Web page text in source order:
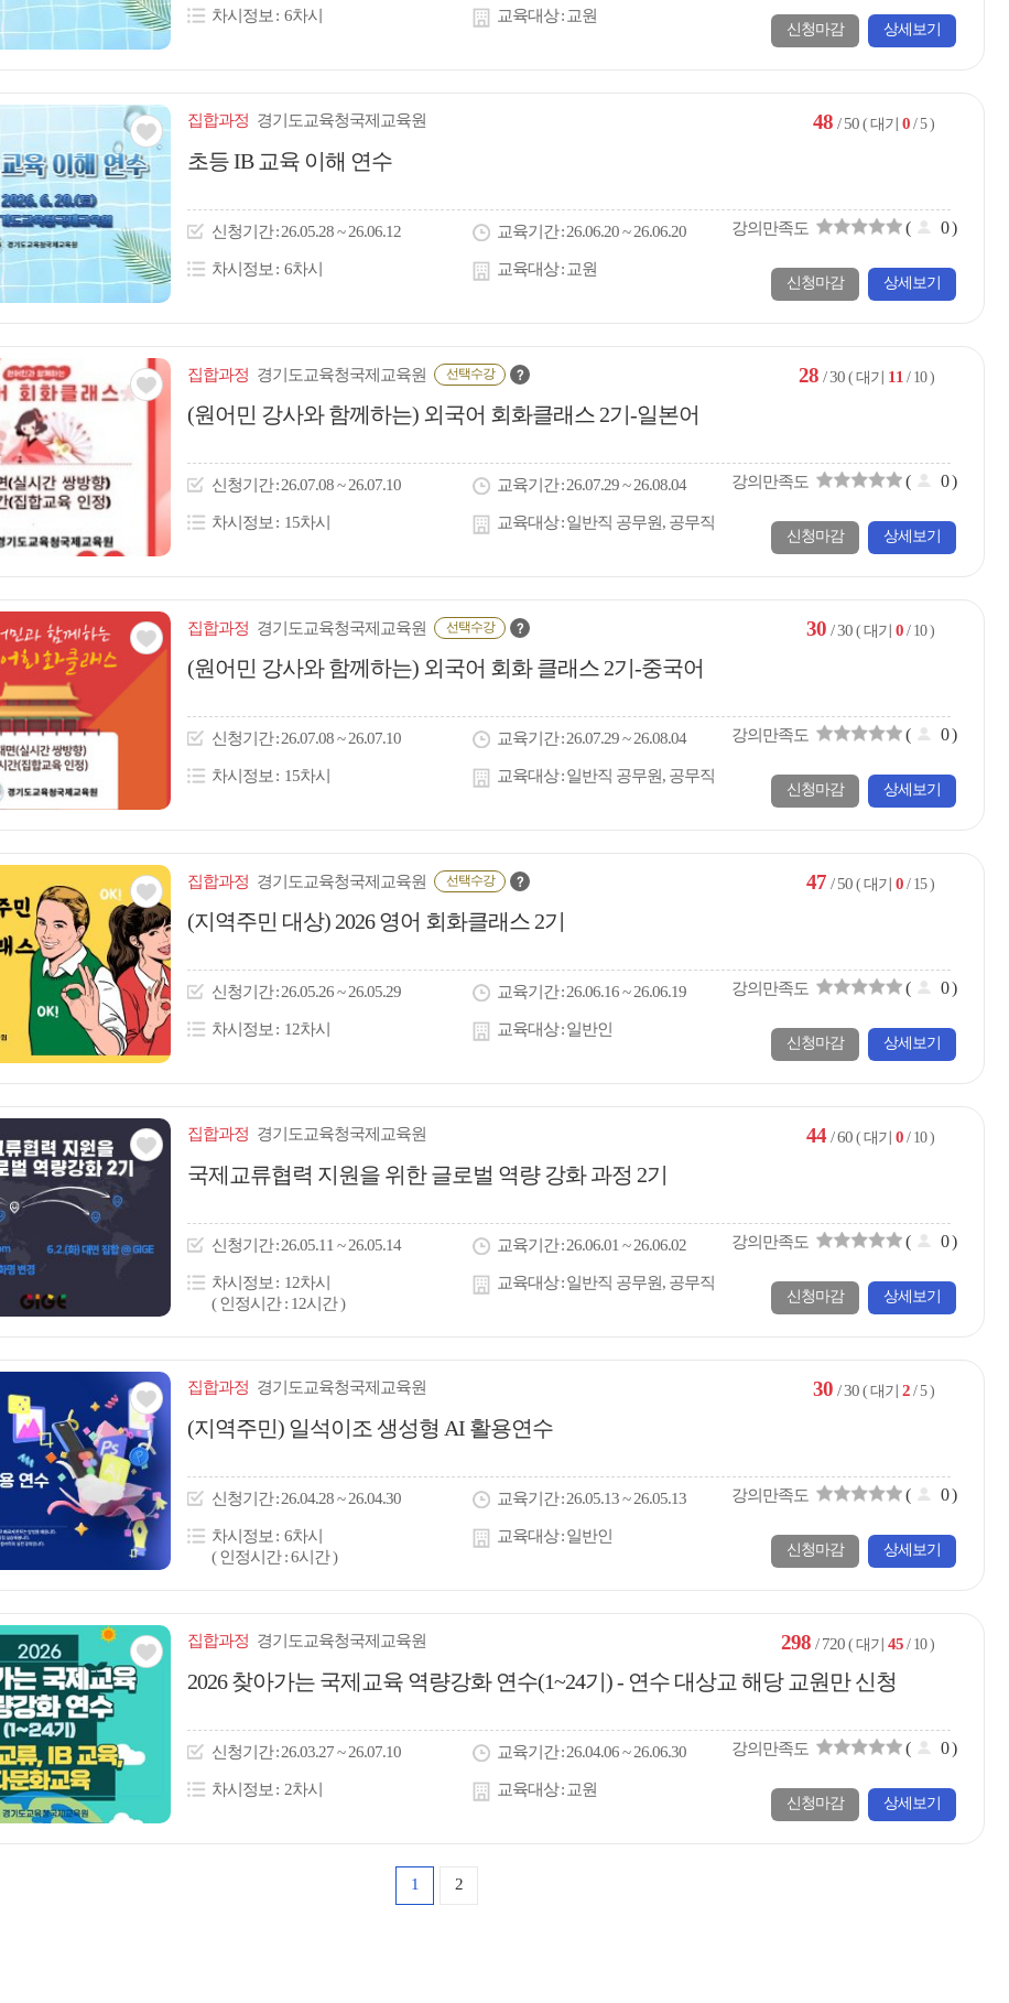
차시정보 6차시 교육대상 교원
신청마감 상세보기
집합과정 경기도교육청국제교육원
관심
이
콘
초등 IB 교육 이해 연수
신청기간 26.05.28 ~ 26.06.12 교육기간 26.06.20 ~ 26.06.20
차시정보 6차시 교육대상 교원
강의만족도 ( 0)
48 / 50 ( 대기 0 / 5 )
신청마감 상세보기
집합과정 경기도교육청국제교육원 선택수강
관심
콘
(원어민 강사와 함께하는) 외국어 회화클래스 2기-일본어
신청기간 26.07.08 ~ 26.07.10 교육기간 26.07.29 ~ 26.08.04
차시정보 15차시 교육대상 일반직 공무원, 공무직
강의만족도 ( 0)
28 / 30 ( 대기 11 / 10 )
신청마감 상세보기
집합과정 경기도교육청국제교육원 선택수강
관심
(원어민 강사와 함께하는) 외국어 회화 클래스 2기-중국어
신청기간 26.07.08 ~ 26.07.10 교육기간 26.07.29 ~ 26.08.04
차시정보 15차시 교육대상 일반직 공무원, 공무직
강의만족도 ( 0)
30 / 30 ( 대기 0 / 10 )
신청마감 상세보기
집합과정 경기도교육청국제교육원 선택수강
관심
아
이
콘
(지역주민 대상) 2026 영어 회화클래스 2기
신청기간 26.05.26 ~ 26.05.29 교육기간 26.06.16 ~ 26.06.19
차시정보 12차시 교육대상 일반인
강의만족도 ( 0)
47 / 50 ( 대기 0 / 15 )
신청마감 상세보기
집합과정 경기도교육청국제교육원
관심
국제교류협력 지원을 위한 글로벌 역량 강화 과정 2기
신청기간 26.05.11 ~ 26.05.14 교육기간 26.06.01 ~ 26.06.02
차시정보
12차시
( 인정시간 : 12시간 )
교육대상 일반직 공무원, 공무직
강의만족도 ( 0)
44/ 60 ( 대기 0 / 10 )
신청마감 상세보기
집합과정 경기도교육청국제교육원
관심
아
이
콘
(지역주민) 일석이조 생성형 AI 활용연수
신청기간 26.04.28 ~ 26.04.30 교육기간 26.05.13 ~ 26.05.13
차시정보
6차시
( 인정시간 : 6시간 )
교육대상 일반인
강의만족도 ( 0)
30 / 30 ( 대기 2 / 5 )
신청마감 상세보기
집합과정 경기도교육청국제교육원
관심
이
2026 찾아가는 국제교육 역량강화 연수(1~24기) - 연수 대상교 해당 교원만 신청
신청기간 26.03.27 ~ 26.07.10 교육기간 26.04.06 ~ 26.06.30
차시정보 2차시 교육대상 교원
강의만족도 ( 0)
298 / 720 ( 대기 45 / 10 )
신청마감 상세보기
1 2